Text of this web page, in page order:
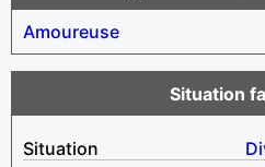
Amoureuse
Situation
Situation